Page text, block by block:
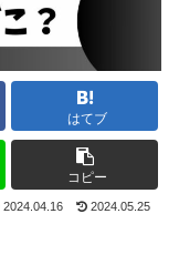
はてブ
コピー
2024.04.16 2024.05.25